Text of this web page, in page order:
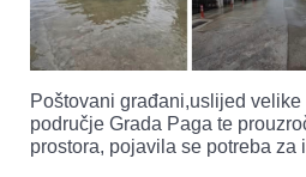
Poštovani građani,uslijed
područje Grada Paga te
prostora, pojavila se potreba za